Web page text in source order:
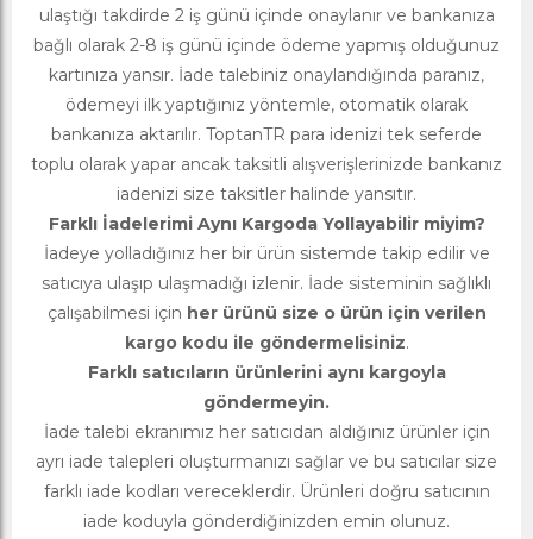
ulaştığı takdirde 2 iş günü içinde onaylanır ve bankanıza
bağlı olarak 2-8 iş günü içinde ödeme yapmış olduğunuz
kartınıza yansır. İade talebiniz onaylandığında paranız,
ödemeyi ilk yaptığınız yöntemle, otomatik olarak
bankanıza aktarılır. ToptanTR para idenizi tek seferde
toplu olarak yapar ancak taksitli alışverişlerinizde bankanız
iadenizi size taksitler halinde yansıtır.
Farklı İadelerimi Aynı Kargoda Yollayabilir miyim?
İadeye yolladığınız her bir ürün sistemde takip edilir ve
satıcıya ulaşıp ulaşmadığı izlenir. İade sisteminin sağlıklı
çalışabilmesi için her ürünü size o ürün için verilen
kargo kodu ile göndermelisiniz.
Farklı satıcıların ürünlerini aynı kargoyla
göndermeyin.
İade talebi ekranımız her satıcıdan aldığınız ürünler için
ayrı iade talepleri oluşturmanızı sağlar ve bu satıcılar size
farklı iade kodları vereceklerdir. Ürünleri doğru satıcının
iade koduyla gönderdiğinizden emin olunuz.